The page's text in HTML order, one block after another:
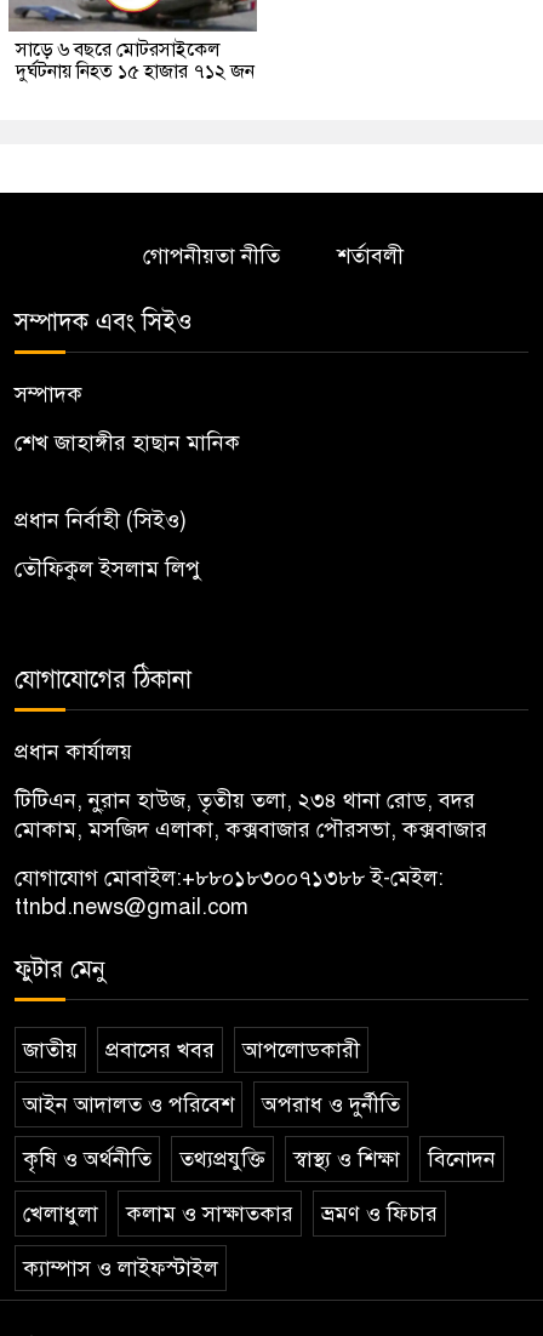
সাড়ে ৬ বছরে মোটরসাইকেল
দুর্ঘটনায় নিহত ১৫ হাজার ৭১২ জন
গোপনীয়তা নীতি শর্তাবলী
সম্পাদক এবং সিইও
সম্পাদক
শেখ জাহাঙ্গীর হাছান মানিক
প্রধান নির্বাহী (সিইও)
তৌফিকুল ইসলাম লিপু
যোগাযোগের ঠিকানা
প্রধান কার্যালয়
টিটিএন, নু্রান হাউজ, তৃতীয় তলা, ২৩৪ থানা রোড, বদর
মোকাম, মসজিদ এলাকা, কক্সবাজার পৌরসভা, কক্সবাজার
যোগাযোগ মোবাইল:+৮৮০১৮৩০০৭১৩৮৮ই-মেইল:
ttnbd.news@gmail.com
ফুটার মেনু
জাতীয় প্রবাসের খবর আপলোডকারী
আইন আদালত ও পরিবেশ অপরাধ ও দুর্নীতি
কৃষি ও অর্থনীতি তথ্যপ্রযুক্তি স্বাস্থ্য ও শিক্ষা বিনোদন
খেলাধুলা কলাম ও সাক্ষাতকার ভ্রমণ ও ফিচার
ক্যাম্পাস ও লাইফস্টাইল